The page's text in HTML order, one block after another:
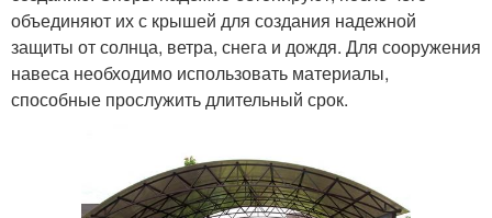
объединяют их с крышей для создания надежной
защиты от солнца, ветра, снега и дождя. Для сооружения
навеса необходимо использовать материалы,
способные прослужить длительный срок.